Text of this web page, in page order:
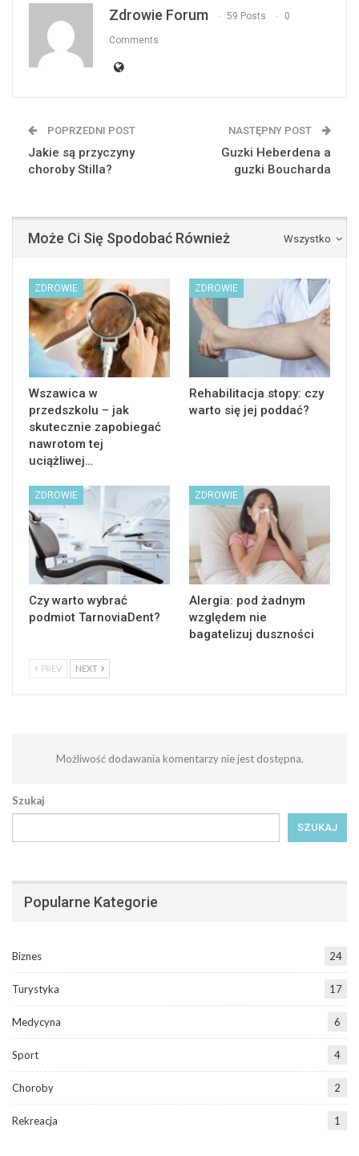
Zdrowie Forum 59 Posts 0
Comments
POPRZEDNI POST
Jakie są przyczyny
choroby Stilla?
NASTĘPNY POST
Guzki Heberdena a
guzki Boucharda
Wszystko
Może Ci Się Spodobać Również
ZDROWIE
Wszawica w
przedszkolu – jak
skutecznie zapobiegać
nawrotom tej
uciążliwej…
ZDROWIE
Rehabilitacja stopy: czy
warto się jej poddać?
ZDROWIE
Czy warto wybrać
podmiot TarnoviaDent?
ZDROWIE
Alergia: pod żadnym
względem nie
bagatelizuj duszności
PREV NEXT
Możliwość dodawania komentarzy nie jest dostępna.
Szukaj
SZUKAJ
Popularne Kategorie
Biznes 24
Turystyka 17
Medycyna 6
Sport 4
Choroby 2
Rekreacja 1